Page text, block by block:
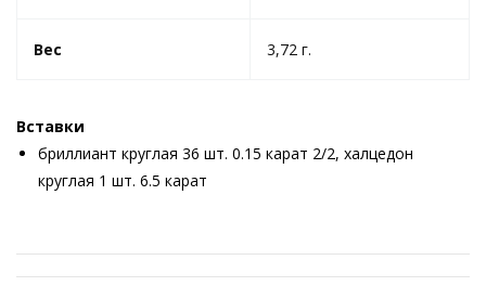
Вес 3,72 г.
Вставки
бриллиант круглая 36 шт. 0.15 карат 2/2, халцедон
круглая 1 шт. 6.5 карат